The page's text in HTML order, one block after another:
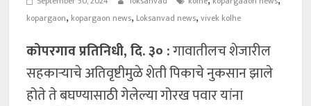
kopargaon, kopargaon news, Loksanvad news,vivek kolhe
कोपरगाव प्रतिनिधी, दि. ३० :गावातीलच शेजारील
सहकाऱ्याचे अतिवृष्टीमुळे शेती पिकाचे नुकसान झाले
होते ते बघण्यासाठी गेलेल्या गोरख पवार यांना